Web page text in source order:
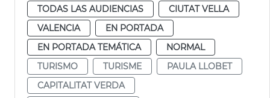
TODAS LAS AUDIENCIAS
CIUTAT VELLA
VALENCIA
EN PORTADA
EN PORTADA TEMÁTICA
NORMAL
TURISMO
TURISME
PAULA LLOBET
CAPITALITAT VERDA